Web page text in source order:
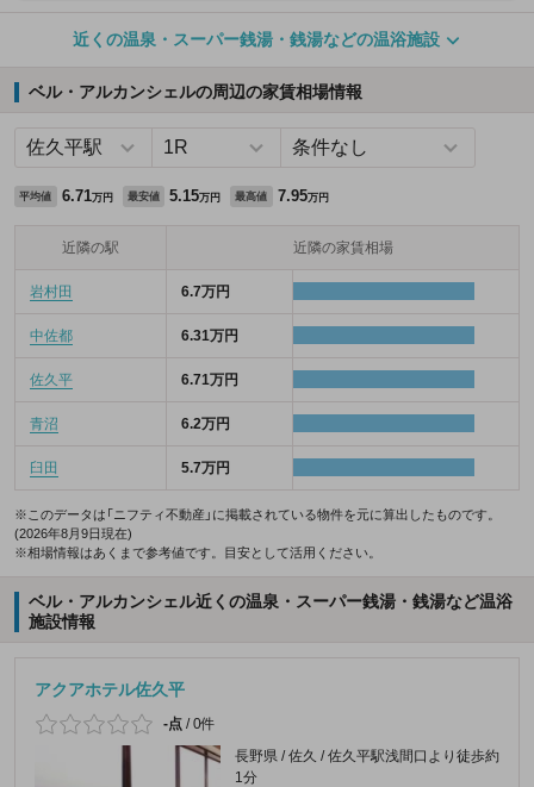
近くの温泉・スーパー銭湯・銭湯などの温浴施設
ベル・アルカンシェルの周辺の家賃相場情報
平均値 6.71万円 最安値 5.15万円 最高値 7.95万円
近隣の駅 近隣の家賃相場
岩村田 6.7万円
中佐都 6.31万円
佐久平 6.71万円
青沼 6.2万円
臼田 5.7万円
※このデータは「ニフティ不動産」に掲載されている物件を元に算出したものです。
(2026年8月9日現在)
※相場情報はあくまで参考値です。目安として活用ください。
ベル・アルカンシェル近くの温泉・スーパー銭湯・銭湯など温浴
施設情報
アクアホテル佐久平
-点 /0件
長野県 / 佐久 / 佐久平駅浅間口より徒歩約
1分